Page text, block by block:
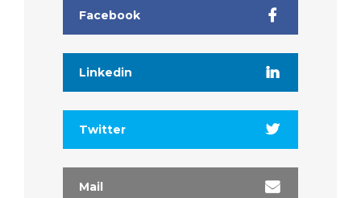
Facebook
Linkedin
Twitter
Mail